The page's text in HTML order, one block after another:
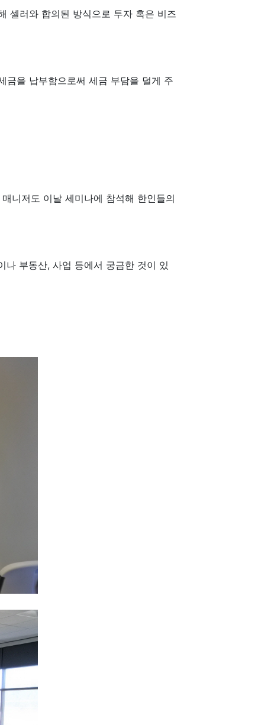
셀러와 합의된 방식으로 투자 혹은 비즈
금을 납부함으로써 세금 부담을 덜게 주
니저도 이날 세미나에 참석해 한인들의
나 부동산, 사업 등에서 궁금한 것이 있